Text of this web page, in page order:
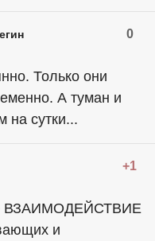
0
Только они
А туман и
на сутки...
+1
ВЗАИМОДЕЙСТВИЕ
и